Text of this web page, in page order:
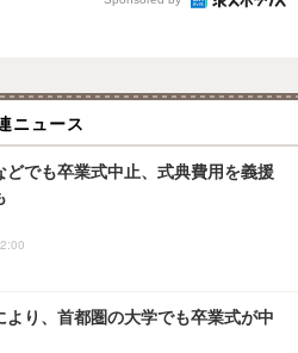
ニュース
どでも卒業式中止、式典費用を義援
より、首都圏の大学でも卒業式が中